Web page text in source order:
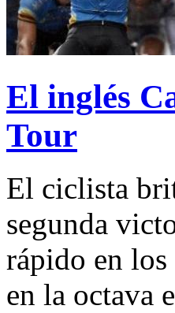
El inglés
Tour
El ciclista
segunda
rápido en
en la octava